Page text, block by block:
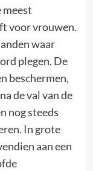
meest
voor vrouwen.
waar
plegen. De
beschermen,
de val van de
nog steeds
In grote
aan een